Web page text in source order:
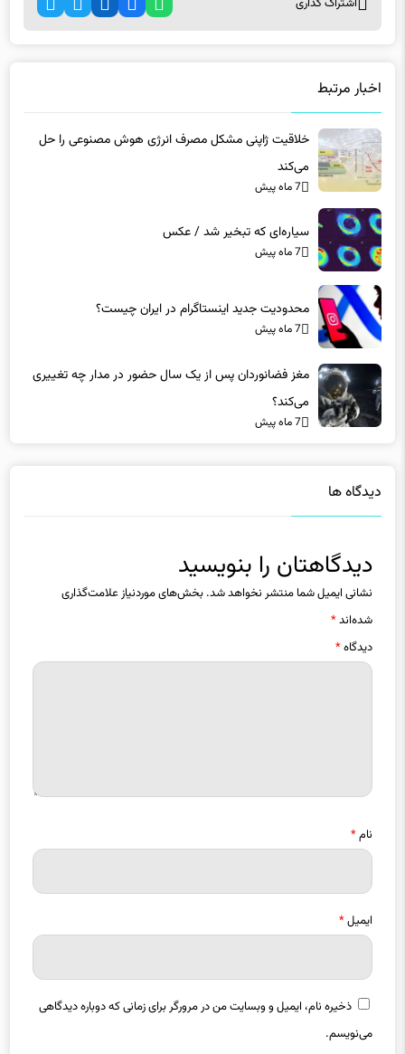
اخبار مرتبط
خلاقیت ژاپنی مشکل مصرف انرژی هوش مصنوعی را حل
می‌کند
7 ماه پیش
سیاره‌ای که تبخیر شد / عکس
7 ماه پیش
محدودیت جدید اینستاگرام در ایران چیست؟
7 ماه پیش
مغز فضانوردان پس از یک سال حضور در مدار چه تغییری
می‌کند؟
7 ماه پیش
دیدگاه ها
دیدگاهتان را بنویسید
نشانی ایمیل شما منتشر نخواهد شد. بخش‌های موردنیاز علامت‌گذاری
شده‌اند*
دیدگاه*
نام*
ایمیل*
ذخیره نام، ایمیل و وبسایت من در مرورگر برای زمانی که دوباره دیدگاهی
می‌نویسم.